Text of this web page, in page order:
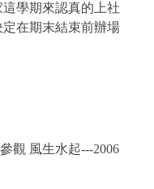
學期來認真的上社
在期末結束前辦場
觀 風生水起---2006